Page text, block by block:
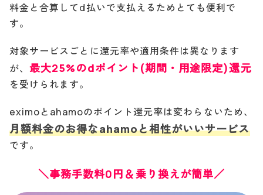
料金と合算してd払いで支払えるためとても便利で
す。
対象サービスごとに還元率や適用条件は異なります
が、最大25%のdポイント(期間・用途限定)還元
を受けられます。
eximoとahamoのポイント還元率は変わらないため、
月額料金のお得なahamoと相性がいいサービス
です。
＼事務手数料0円＆乗り換えが簡単／